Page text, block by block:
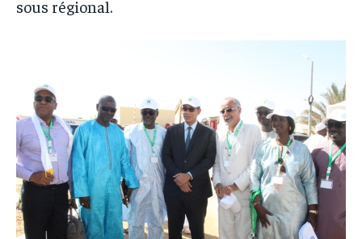
sous régional.